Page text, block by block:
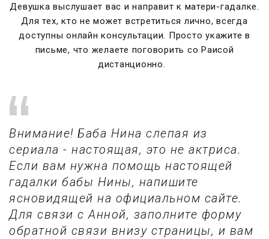
Девушка выслушает вас и направит к матери-гадалке.
Для тех, кто не может встретиться лично, всегда
доступны онлайн консультации. Просто укажите в
письме, что желаете поговорить со Раисой
дистанционно.
Внимание! Баба Нина слепая из
сериала - настоящая, это не актриса.
Если вам нужна помощь настоящей
гадалки бабы Нины, напишите
ясновидящей на официальном сайте.
Для связи с Анной, заполните форму
обратной связи внизу страницы, и вам